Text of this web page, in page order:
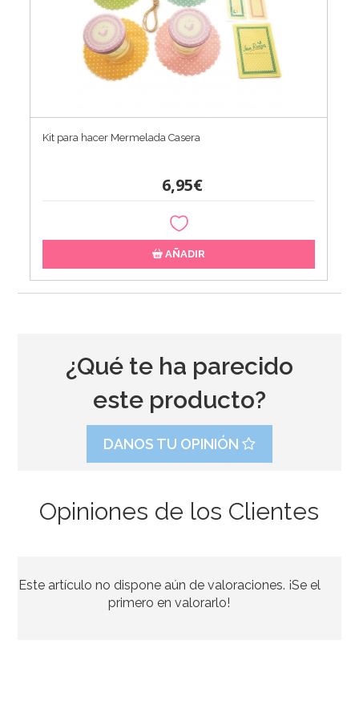
Kit para hacer Mermelada Casera
6,95€
AÑADIR
3,50€
¿Qué te ha parecido
este producto?
DANOS TU OPINIÓN
Opiniones de los Clientes
Este artículo no dispone aún de valoraciones. ¡Se el
primero en valorarlo!